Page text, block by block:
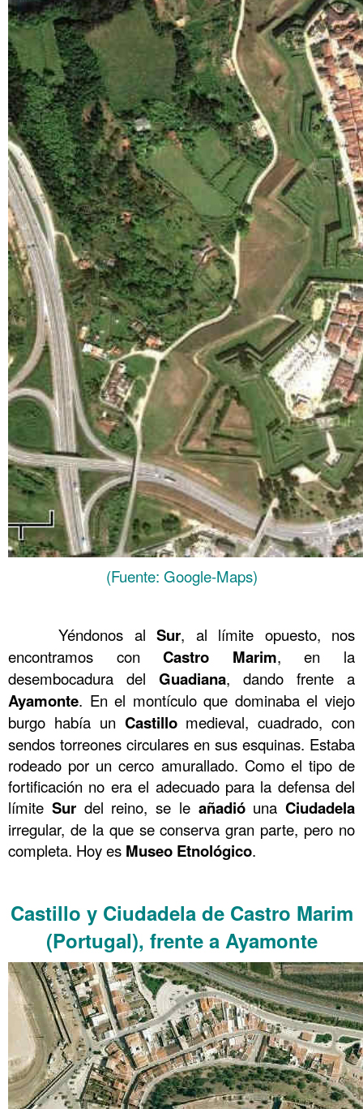
(Fuente: Google-Maps)
Yéndonos al Sur, al límite opuesto, nos
encontramos conCastro Marim, en la
desembocadura del Guadiana, dando frente a
Ayamonte. En el montículo que dominaba el viejo
burgo había un Castillomedieval, cuadrado, con
sendos torreones circulares en sus esquinas. Estaba
rodeado por un cerco amurallado. Como el tipo de
fortificación no era el adecuado para la defensa del
límite Surdel reino, se le añadió una Ciudadela
irregular, de la que se conserva gran parte, pero no
completa. Hoy es Museo Etnológico.
Castillo y Ciudadela de Castro Marim
(Portugal), frente a Ayamonte